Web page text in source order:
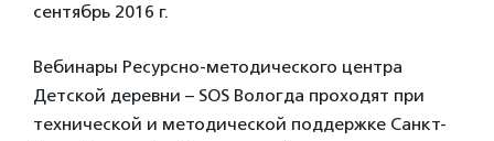
сентябрь 2016 г.
Вебинары Ресурсно-методического центра
Детской деревни – SOS Вологда проходят при
технической и методической поддержке Санкт-